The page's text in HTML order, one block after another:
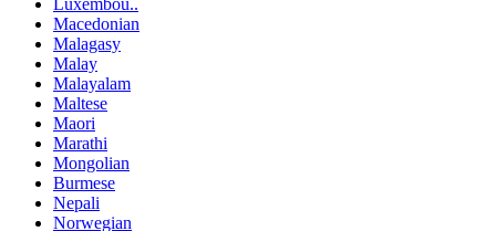
Luxembou..
Macedonian
Malagasy
Malay
Malayalam
Maltese
Maori
Marathi
Mongolian
Burmese
Nepali
Norwegian